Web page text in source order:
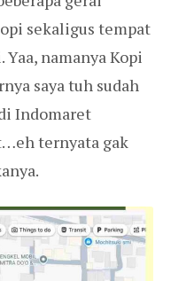
sekaligus tempat
namanya Kopi
saya tuh sudah
Indomaret
ternyata gak